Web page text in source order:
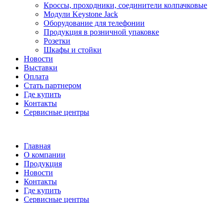
Кроссы, проходники, соединители колпачковые
Модули Keystone Jack
Оборудование для телефонии
Продукция в розничной упаковке
Розетки
Шкафы и стойки
Новости
Выставки
Оплата
Стать партнером
Где купить
Контакты
Сервисные центры
Главная
О компании
Продукция
Новости
Контакты
Где купить
Сервисные центры